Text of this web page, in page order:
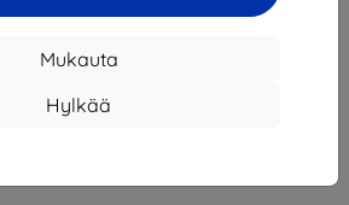
Mukauta
Hylkää